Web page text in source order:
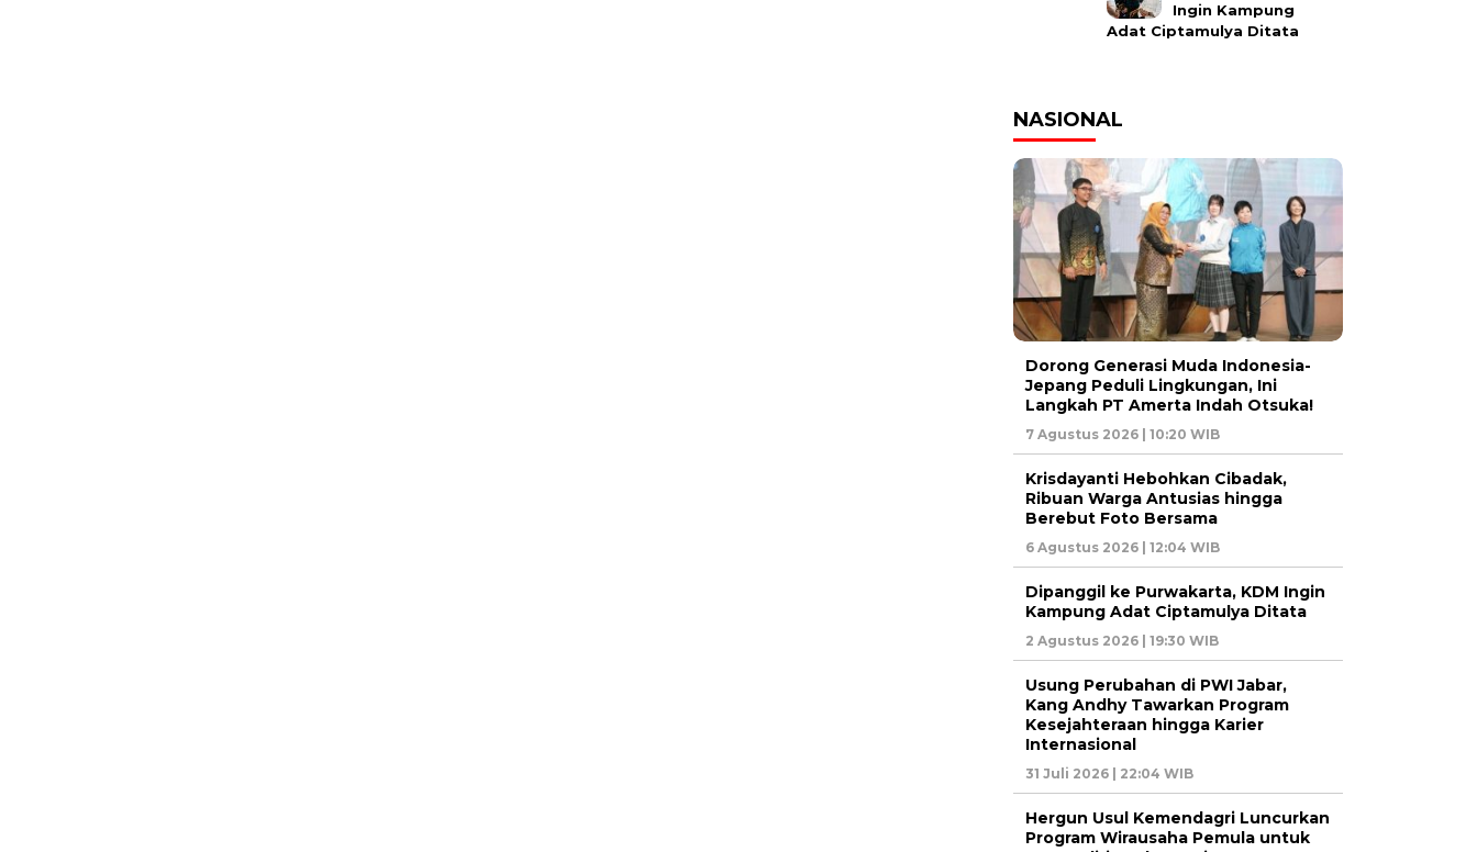
Ingin Kampung
Adat Ciptamulya Ditata
NASIONAL
Dorong Generasi Muda Indonesia-
Jepang Peduli Lingkungan, Ini
Langkah PT Amerta Indah Otsuka!
7 Agustus 2026 | 10:20 WIB
Krisdayanti Hebohkan Cibadak,
Ribuan Warga Antusias hingga
Berebut Foto Bersama
6 Agustus 2026 | 12:04 WIB
Dipanggil ke Purwakarta, KDM Ingin
Kampung Adat Ciptamulya Ditata
2 Agustus 2026 | 19:30 WIB
Usung Perubahan di PWI Jabar,
Kang Andhy Tawarkan Program
Kesejahteraan hingga Karier
Internasional
31 Juli 2026 | 22:04 WIB
Hergun Usul Kemendagri Luncurkan
Program Wirausaha Pemula untuk